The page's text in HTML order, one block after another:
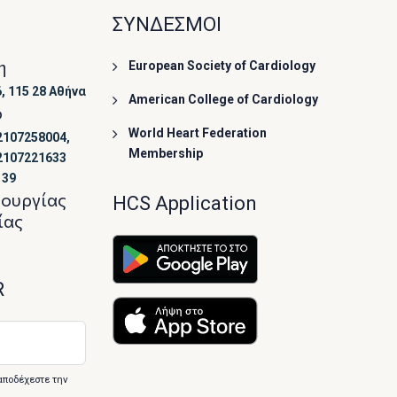
115 28 Αθήνα
την
ΣΥΝΔΕΣΜΟΙ
European Society of Cardiology
American College of Cardiology
World Heart Federation
Membership
HCS Application